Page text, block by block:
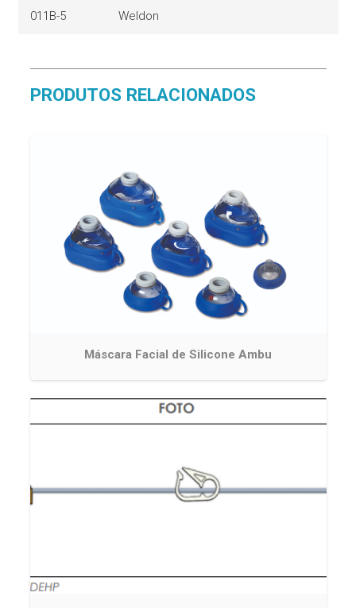
011B-5
Weldon
PRODUTOS RELACIONADOS
Máscara Facial de Silicone Ambu